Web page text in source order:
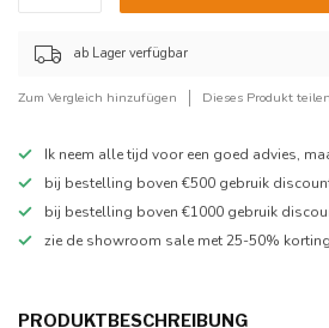
ab Lager verfügbar
Zum Vergleich hinzufügen Dieses Produkt teilen
Ik neem alle tijd voor een goed advies,
bij bestelling boven €500 gebruik
bij bestelling boven €1000 gebruik
zie de showroom sale met 25-50% korting
PRODUKTBESCHREIBUNG